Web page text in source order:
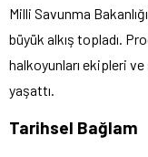
Milli Savunma
büyük alkış topladı.
halkoyunları ekipleri
yaşattı.
Tarihsel Bağlam